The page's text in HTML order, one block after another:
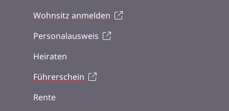
Wohnsitz anmelden
Personalausweis
Heiraten
Führerschein
Rente